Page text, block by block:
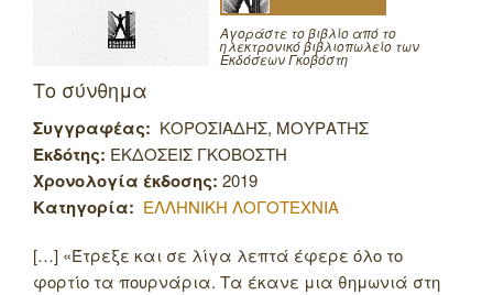
Αγοράστε το βιβλίο από το
ηλεκτρονικό βιβλιοπωλείο των
Εκδόσεων Γκοβόστη
Το σύνθημα
Συγγραφέας: ΚΟΡΟΣΙΑΔΗΣ, ΜΟΥΡΑΤΗΣ
Εκδότης: ΕΚΔΟΣΕΙΣ ΓΚΟΒΟΣΤΗ
Χρονολογία έκδοσης: 2019
Κατηγορία: ΕΛΛΗΝΙΚΗ ΛΟΓΟΤΕΧΝΙΑ
[…] «Έτρεξε και σε λίγα λεπτά έφερε όλο το
φορτίο τα πουρνάρια. Τα έκανε μια θημωνιά στη